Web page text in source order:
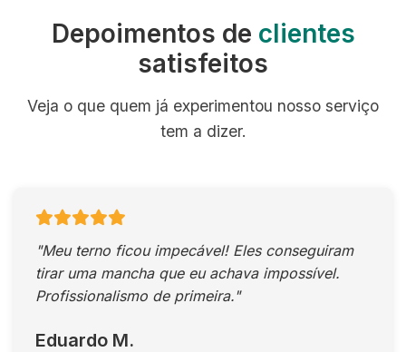
Depoimentos de clientes
satisfeitos
Veja o que quem já experimentou nosso serviço
tem a dizer.
"Meu terno ficou impecável! Eles conseguiram
tirar uma mancha que eu achava impossível.
Profissionalismo de primeira."
Eduardo M.